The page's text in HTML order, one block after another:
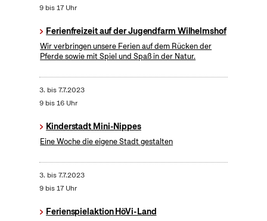
9 bis 17 Uhr
Ferienfreizeit auf der Jugendfarm Wilhelmshof
Wir verbringen unsere Ferien auf dem Rücken der
Pferde sowie mit Spiel und Spaß in der Natur.
3. bis7.7.2023
9 bis 16 Uhr
Kinderstadt Mini-Nippes
Eine Woche die eigene Stadt gestalten
3. bis7.7.2023
9 bis 17 Uhr
Ferienspielaktion HöVi-Land